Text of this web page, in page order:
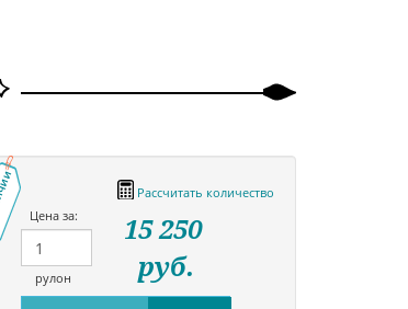
Рассчитать количество
Цена за:
рулон
15 250
руб.